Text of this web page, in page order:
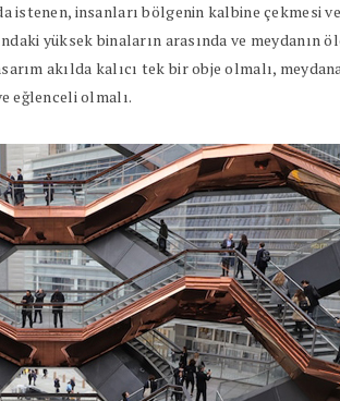
istenen, insanları bölgenin kalbine çekmesi
yüksek binaların arasında ve meydanın
akılda kalıcı tek bir obje olmalı,
eğlenceli olmalı.